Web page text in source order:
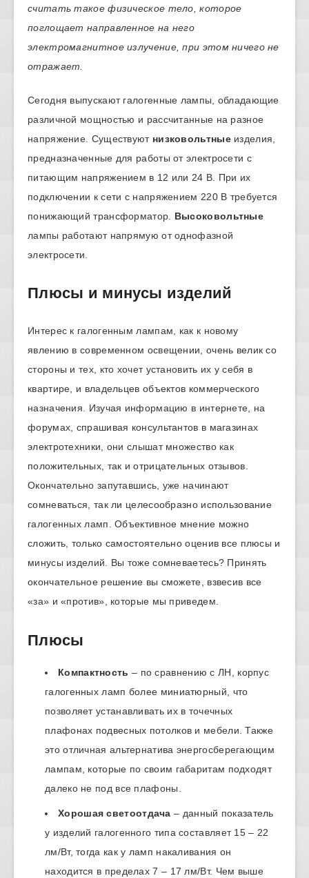
считать такое физическое тело, которое
поглощает направленное на него
электромагнитное излучение, при этом ничего не
отражает.
Сегодня выпускают галогенные лампы, обладающие
различной мощностью и рассчитанные на разное
напряжение. Существуют низковольтныеизделия,
предназначенные для работы от электросети с
питающим напряжением в 12 или 24 В. При их
подключении к сети с напряжением 220 В требуется
понижающий трансформатор. Высоковольтные
лампы работают напрямую от однофазной
электросети.
Плюсы и минусы изделий
Интерес к галогенным лампам, как к новому
явлению в современном освещении, очень велик со
стороны и тех, кто хочет установить их у себя в
квартире, и владельцев объектов коммерческого
назначения. Изучая информацию в интернете, на
форумах, спрашивая консультантов в магазинах
электротехники, они слышат множество как
положительных, так и отрицательных отзывов.
Окончательно запутавшись, уже начинают
сомневаться, так ли целесообразно использование
галогенных ламп. Объективное мнение можно
сложить, только самостоятельно оценив все плюсы и
минусы изделий. Вы тоже сомневаетесь? Принять
окончательное решение вы сможете, взвесив все
«за» и «против», которые мы приведем.
Плюсы
Компактность – по сравнению с ЛН, корпус
галогенных ламп более миниатюрный, что
позволяет устанавливать их в точечных
плафонах подвесных потолков и мебели. Также
это отличная альтернатива энергосберегающим
лампам, которые по своим габаритам подходят
далеко не под все плафоны.
Хорошая светоотдача – данный показатель
у изделий галогенного типа составляет 15 – 22
лм/Вт, тогда как у ламп накаливания он
находится в пределах 7 – 17 лм/Вт. Чем выше